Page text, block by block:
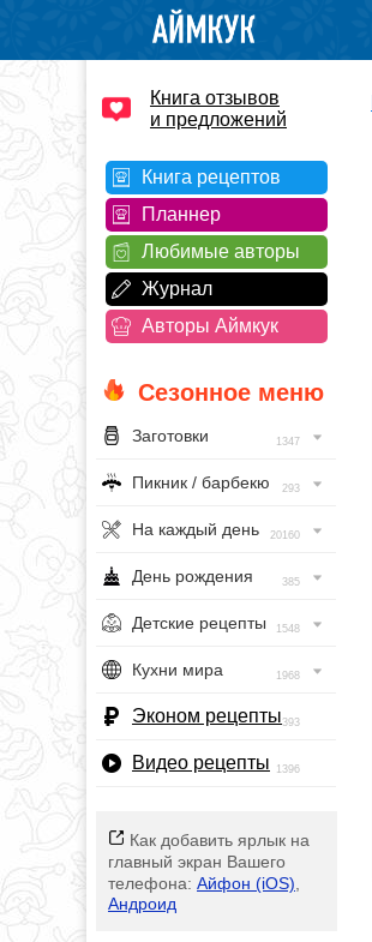
Книга отзывов
и предложений
Книга рецептов
Планнер
Любимые авторы
Журнал
Авторы Аймкук
Сезонное меню
Заготовки 1347
Пикник / барбекю 293
На каждый день 20160
День рождения 385
Детские рецепты 1548
Кухни мира 1968
Эконом рецепты393
Видео рецепты 1396
Как добавить ярлык на
главный экран Вашего
телефона: Айфон (iOS)
Андроид